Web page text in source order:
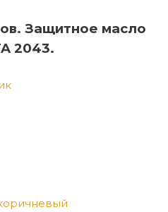
Защитное масло
2043.